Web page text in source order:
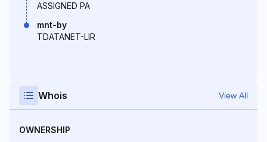
ASSIGNED PA
mnt-by
TDATANET-LIR
Whois View All
OWNERSHIP